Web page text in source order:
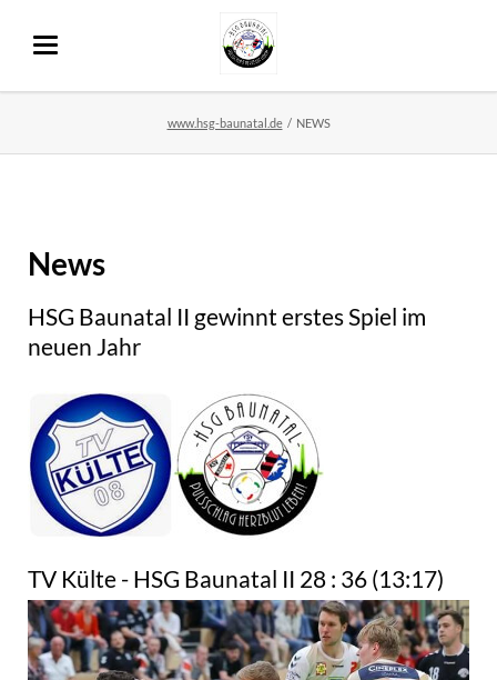
www.hsg-baunatal.de NEWS
News
HSG Baunatal II gewinnt erstes Spiel im
neuen Jahr
TV Külte - HSG Baunatal II 28 : 36 (13:17)